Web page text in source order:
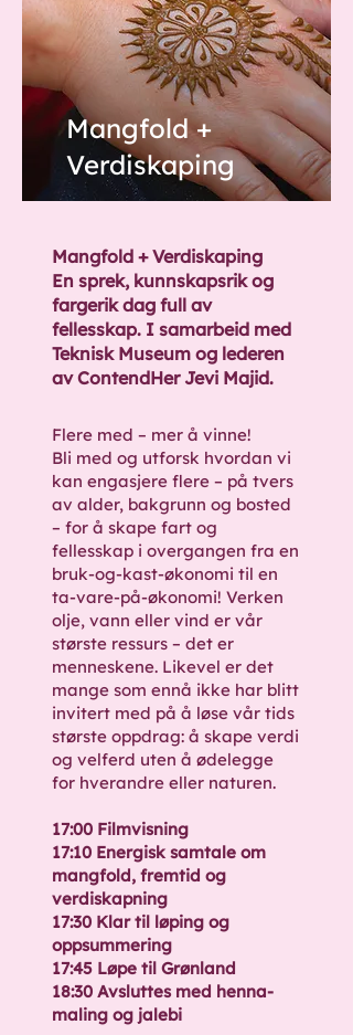
Mangfold +
Verdiskaping
Mangfold + Verdiskaping
En sprek, kunnskapsrik og
fargerik dag full av
fellesskap. I samarbeid med
Teknisk Museum og lederen
av ContendHer Jevi Majid.
Flere med – mer å vinne!
Bli med og utforsk hvordan vi
kan engasjere flere – på tvers
av alder, bakgrunn og bosted
– for å skape fart og
fellesskap i overgangen fra en
bruk-og-kast-økonomi til en
ta-vare-på-økonomi! Verken
olje, vann eller vind er vår
største ressurs – det er
menneskene. Likevel er det
mange som ennå ikke har blitt
invitert med på å løse vår tids
største oppdrag: å skape verdi
og velferd uten å ødelegge
for hverandre eller naturen.
17:00 Filmvisning
17:10 Energisk samtale om
mangfold, fremtid og
verdiskapning
17:30 Klar til løping og
oppsummering
17:45 Løpe til Grønland
18:30 Avsluttes med henna-
maling og jalebi